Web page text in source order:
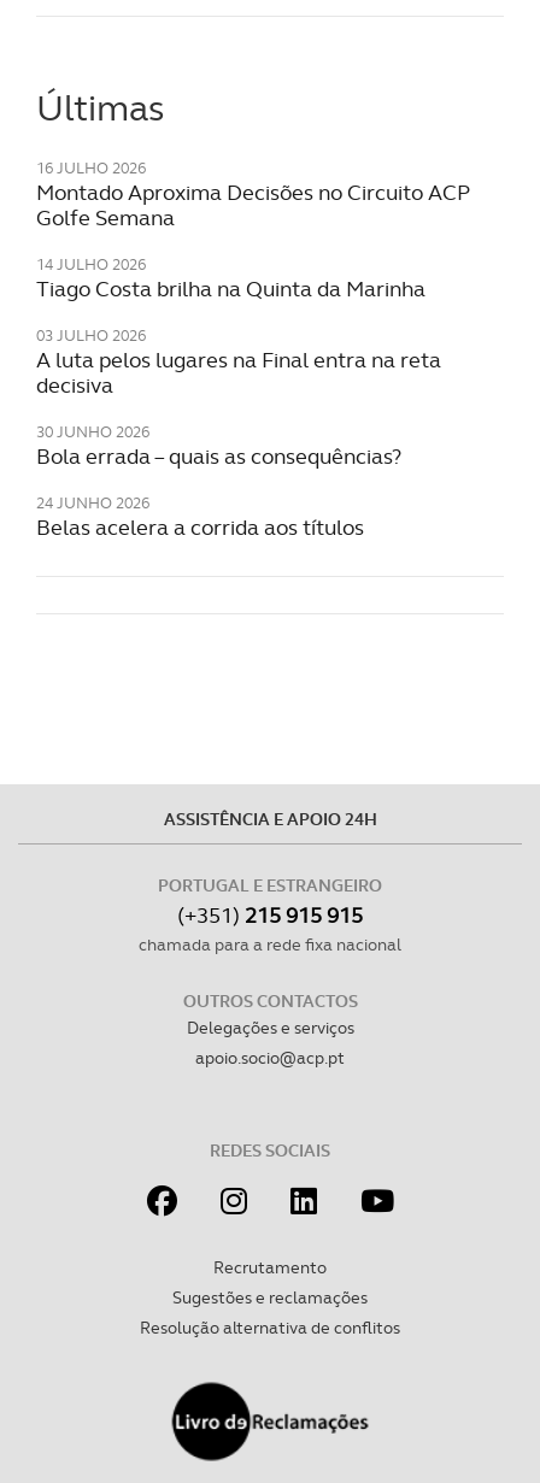
Últimas
16 JULHO 2026
Montado Aproxima Decisões no Circuito ACP
Golfe Semana
14 JULHO 2026
Tiago Costa brilha na Quinta da Marinha
03 JULHO 2026
A luta pelos lugares na Final entra na reta
decisiva
30 JUNHO 2026
Bola errada – quais as consequências?
24 JUNHO 2026
Belas acelera a corrida aos títulos
ASSISTÊNCIA E APOIO 24H
PORTUGAL E ESTRANGEIRO
(+351) 215 915 915
chamada para a rede fixa nacional
OUTROS CONTACTOS
Delegações e serviços
apoio.socio@acp.pt
REDES SOCIAIS
Recrutamento
Sugestões e reclamações
Resolução alternativa de conflitos